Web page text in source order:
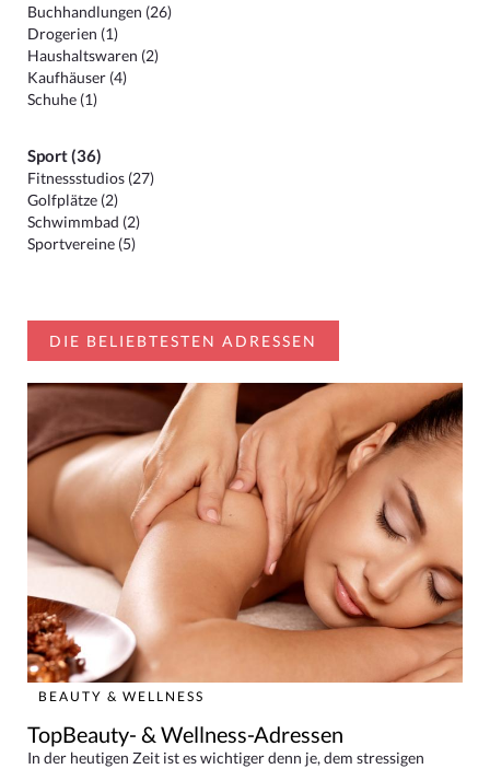
Buchhandlungen (26)
Drogerien (1)
Haushaltswaren (2)
Kaufhäuser (4)
Schuhe (1)
Sport (36)
Fitnessstudios (27)
Golfplätze (2)
Schwimmbad (2)
Sportvereine (5)
DIE BELIEBTESTEN ADRESSEN
BEAUTY & WELLNESS
TopBeauty- & Wellness-Adressen
In der heutigen Zeit ist es wichtiger denn je, dem stressigen